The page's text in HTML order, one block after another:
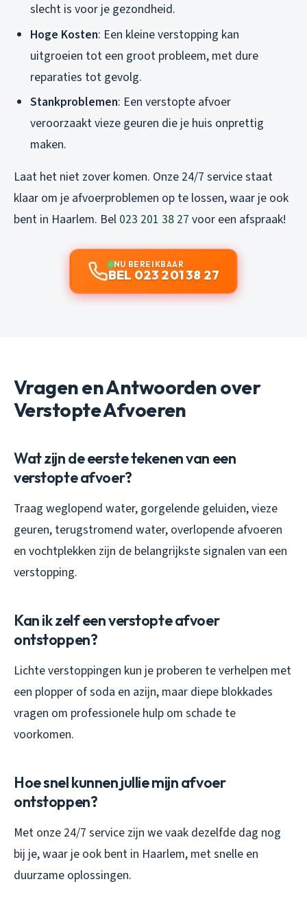
slecht is voor je gezondheid.
Hoge Kosten: Een kleine verstopping kan
uitgroeien tot een groot probleem, met dure
reparaties tot gevolg.
Stankproblemen: Een verstopte afvoer
veroorzaakt vieze geuren die je huis onprettig
maken.
Laat het niet zover komen. Onze 24/7 service staat
klaar om je afvoerproblemen op te lossen, waar je ook
bent in Haarlem. Bel 023 201 38 27 voor een afspraak!
NU BEREIKBAAR
BEL 023 201 38 27
Vragen en Antwoorden over
Verstopte Afvoeren
Wat zijn de eerste tekenen van een
verstopte afvoer?
Traag weglopend water, gorgelende geluiden, vieze
geuren, terugstromend water, overlopende afvoeren
en vochtplekken zijn de belangrijkste signalen van een
verstopping.
Kan ik zelf een verstopte afvoer
ontstoppen?
Lichte verstoppingen kun je proberen te verhelpen met
een plopper of soda en azijn, maar diepe blokkades
vragen om professionele hulp om schade te
voorkomen.
Hoe snel kunnen jullie mijn afvoer
ontstoppen?
Met onze 24/7 service zijn we vaak dezelfde dag nog
bij je, waar je ook bent in Haarlem, met snelle en
duurzame oplossingen.